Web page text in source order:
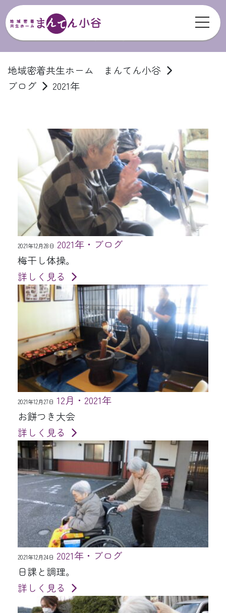
地域密着共生ホーム まんてん小谷
ブログ
2021年
2021年12月28日 2021年・ブログ
梅干し体操。
詳しく見る
2021年12月27日 12月・2021年
お餅つき大会
詳しく見る
2021年12月24日 2021年・ブログ
日課と調理。
詳しく見る